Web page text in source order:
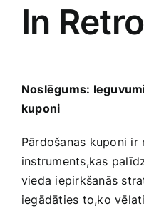
In
Noslēgums:
kuponi
Pārdošanas kuponi‍
instruments,kas
vieda iepirkšanās
iegādāties to,ko